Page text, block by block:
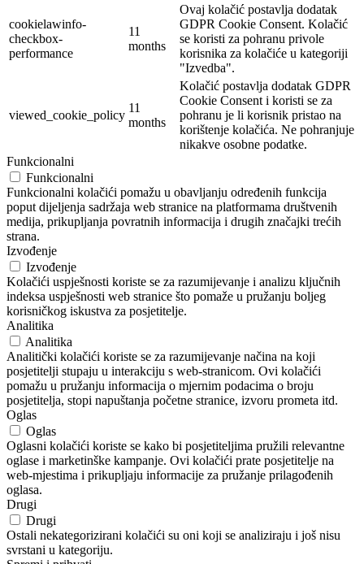
cookielawinfo-
checkbox-
performance
11
months
Ovaj kolačić postavlja dodatak
GDPR Cookie Consent. Kolačić
se koristi za pohranu privole
korisnika za kolačiće u kategoriji
"Izvedba".
viewed_cookie_policy
11
months
Kolačić postavlja dodatak GDPR
Cookie Consent i koristi se za
pohranu je li korisnik pristao na
korištenje kolačića. Ne pohranjuje
nikakve osobne podatke.
Funkcionalni
Funkcionalni
Funkcionalni kolačići pomažu u obavljanju određenih funkcija
poput dijeljenja sadržaja web stranice na platformama društvenih
medija, prikupljanja povratnih informacija i drugih značajki trećih
strana.
Izvođenje
Izvođenje
Kolačići uspješnosti koriste se za razumijevanje i analizu ključnih
indeksa uspješnosti web stranice što pomaže u pružanju boljeg
korisničkog iskustva za posjetitelje.
Analitika
Analitika
Analitički kolačići koriste se za razumijevanje načina na koji
posjetitelji stupaju u interakciju s web-stranicom. Ovi kolačići
pomažu u pružanju informacija o mjernim podacima o broju
posjetitelja, stopi napuštanja početne stranice, izvoru prometa itd.
Oglas
Oglas
Oglasni kolačići koriste se kako bi posjetiteljima pružili relevantne
oglase i marketinške kampanje. Ovi kolačići prate posjetitelje na
web-mjestima i prikupljaju informacije za pružanje prilagođenih
oglasa.
Drugi
Drugi
Ostali nekategorizirani kolačići su oni koji se analiziraju i još nisu
svrstani u kategoriju.